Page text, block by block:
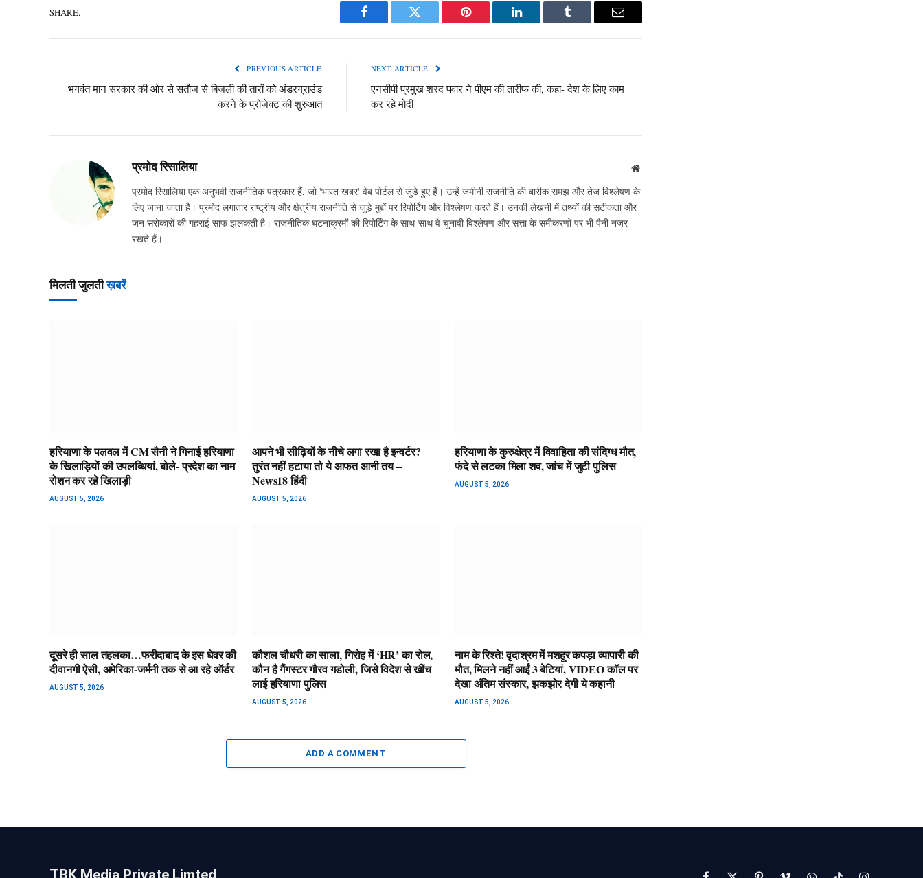
SHARE.
Facebook Twitter Pinterest LinkedIn Tumblr Email
PREVIOUS ARTICLE
भगवंत मान सरकार की ओर से सतौज से बिजली की तारों को अंडरग्राउंड
करने के प्रोजेक्ट की शुरुआत
NEXT ARTICLE
एनसीपी प्रमुख शरद पवार ने पीएम की तारीफ की, कहा- देश के लिए काम
कर रहे मोदी
प्रमोद रिसालिया Website
प्रमोद रिसालिया एक अनुभवी राजनीतिक पत्रकार हैं, जो 'भारत खबर' वेब पोर्टल से जुड़े हुए हैं। उन्हें जमीनी राजनीति की बारीक समझ और तेज विश्लेषण के
लिए जाना जाता है। प्रमोद लगातार राष्ट्रीय और क्षेत्रीय राजनीति से जुड़े मुद्दों पर रिपोर्टिंग और विश्लेषण करते हैं। उनकी लेखनी में तथ्यों की सटीकता और
जन सरोकारों की गहराई साफ झलकती है। राजनीतिक घटनाक्रमों की रिपोर्टिंग के साथ-साथ वे चुनावी विश्लेषण और सत्ता के समीकरणों पर भी पैनी नजर
रखते हैं।
मिलती जुलतीख़बरें
हरियाणा के पलवल में CM सैनी ने गिनाई हरियाणा
के खिलाड़ियों की उपलब्धियां, बोले- प्रदेश का नाम
रोशन कर रहे खिलाड़ी
AUGUST 5, 2026
आपने भी सीढ़ियों के नीचे लगा रखा है इन्वर्टर?
तुरंत नहीं हटाया तो ये आफत आनी तय –
News18 हिंदी
AUGUST 5, 2026
हरियाणा के कुरुक्षेत्र में विवाहिता की संदिग्ध मौत,
फंदे से लटका मिला शव, जांच में जुटी पुलिस
AUGUST 5, 2026
दूसरे ही साल तहलका…फरीदाबाद के इस घेवर की
दीवानगी ऐसी, अमेरिका-जर्मनी तक से आ रहे ऑर्डर
AUGUST 5, 2026
कौशल चौधरी का साला, गिरोह में ‘HR’ का रोल,
कौन है गैंगस्टर गौरव गडोली, जिसे विदेश से खींच
लाई हरियाणा पुलिस
AUGUST 5, 2026
नाम के रिश्ते! वृदाश्रम में मशहूर कपड़ा व्यापारी की
मौत, मिलने नहीं आईं 3 बेटियां, VIDEO कॉल पर
देखा अंतिम संस्कार, झकझोर देगी ये कहानी
AUGUST 5, 2026
ADD A COMMENT